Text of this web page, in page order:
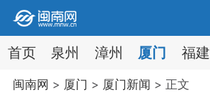
首页 泉州 漳州 厦门 福建
闽南网 > 厦门 > 厦门新闻 > 正文